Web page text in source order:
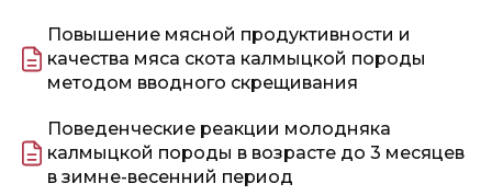
Повышение мясной продуктивности и
качества мяса скота калмыцкой породы
методом вводного скрещивания
Поведенческие реакции молодняка
калмыцкой породы в возрасте до 3 месяцев
в зимне-весенний период